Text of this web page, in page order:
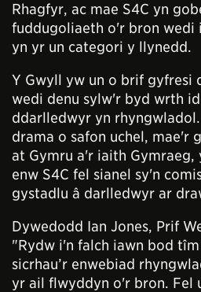
Rhagfyr, ac mae S4C yn
fuddugoliaeth o'r bron wedi
yn yr un categori y llynedd.
Y Gwyll yw un o brif gyfresi
wedi denu sylw'r byd wrth
ddarlledwyr yn
drama o safon uchel, mae'r
at Gymru a'r iaith Gymraeg,
enw S4C fel sianel sy'n
gystadlu â darlledwyr ar
Dywedodd Ian Jones, Prif
"Rydw i'n falch iawn bod
sicrhau’r enwebiad
yr ail flwyddyn o'r bron. Fel